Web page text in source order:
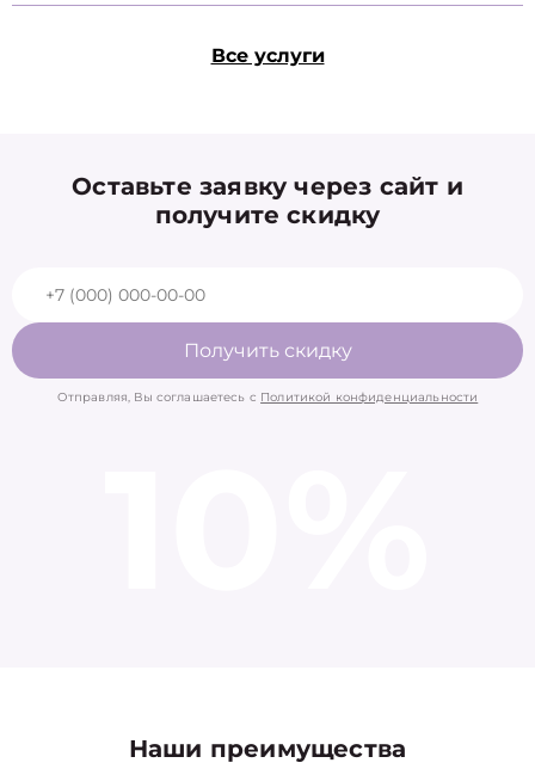
Все услуги
Оставьте заявку через сайт и
получите скидку
Получить скидку
Отправляя, Вы соглашаетесь с Политикой конфиденциальности
Наши преимущества